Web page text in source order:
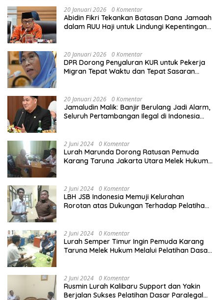
20 Januari 2026 0 Komentar
Abidin Fikri Tekankan Batasan Dana Jamaah
dalam RUU Haji untuk Lindungi Kepentingan
20 Januari 2026 0 Komentar
DPR Dorong Penyaluran KUR untuk Pekerja
Migran Tepat Waktu dan Tepat Sasaran
20 Januari 2026 0 Komentar
Jamaludin Malik: Banjir Berulang Jadi Alarm,
Seluruh Pertambangan Ilegal di Indonesia
2 Juni 2024 0 Komentar
Lurah Marunda Dorong Ratusan Pemuda
Karang Taruna Jakarta Utara Melek Hukum
2 Juni 2024 0 Komentar
LBH JSB Indonesia Memuji Kelurahan
Rorotan atas Dukungan Terhadap Pelatihan
2 Juni 2024 0 Komentar
Lurah Semper Timur Ingin Pemuda Karang
Taruna Melek Hukum Melalui Pelatihan Dasar
2 Juni 2024 0 Komentar
Rusmin Lurah Kalibaru Support dan Yakin
Berjalan Sukses Pelatihan Dasar Paralegal